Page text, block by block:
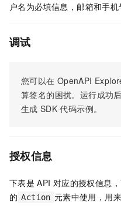
户名为必填信息，邮箱和手机
调试
您可以在 OpenAPI
算签名的困扰。运行成功
生成 SDK 代码示例。
授权信息
下表是 API 对应的授权信息
的 Action 元素中使用，用